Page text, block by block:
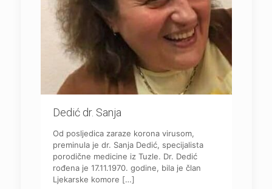
Dedić dr. Sanja
Od posljedica zaraze korona virusom,
preminula je dr. Sanja Dedić, specijalista
porodične medicine iz Tuzle. Dr. Dedić
rođena je 17.11.1970. godine, bila je član
Ljekarske komore […]